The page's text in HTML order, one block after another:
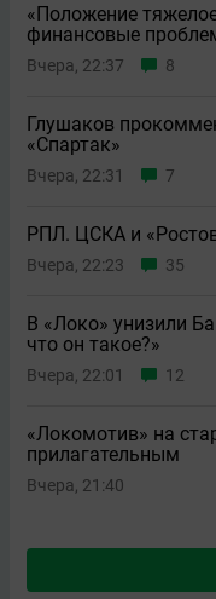
«Положение
финансовые
Вчера, 22:37 8
Глушаков
«Спартак»
Вчера, 22:31 7
РПЛ. ЦСКА и
Вчера, 22:23 35
В «Локо» унизили
что он такое?»
Вчера, 22:01 12
«Локомотив» на
прилагательным
Вчера, 21:40